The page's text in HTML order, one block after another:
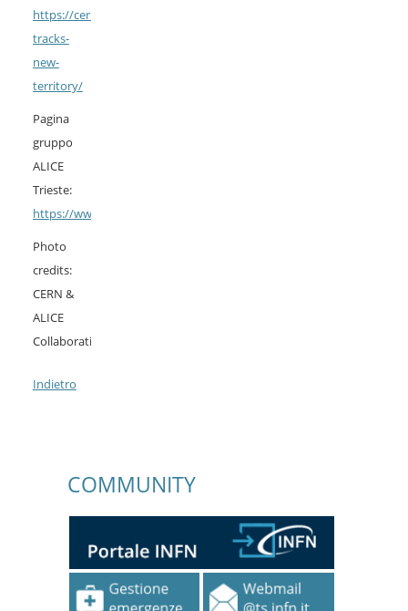
https://cerncourier.com/a/alice-
tracks-
new-
territory/
Pagina
gruppo
ALICE
Trieste:
https://www.ts.infn.it/com/ricerca/gr3/alice
Photo
credits:
CERN &
ALICE
Collaboration
Indietro
COMMUNITY